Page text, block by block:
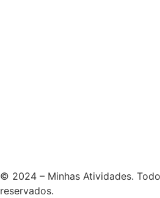
© 2024 – Minhas Atividades.
reservados.